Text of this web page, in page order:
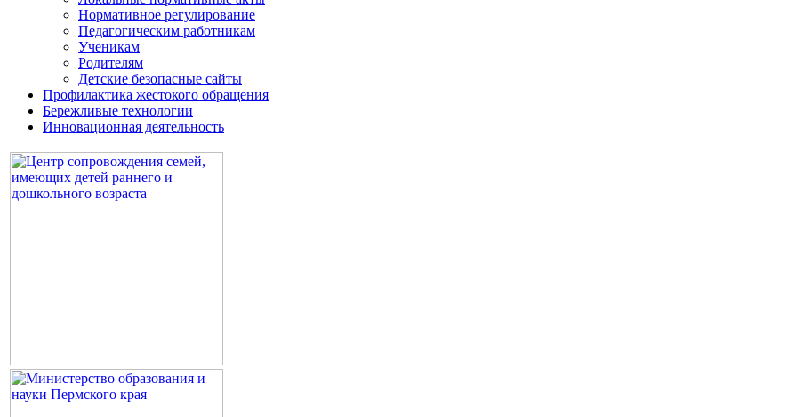
Нормативное регулирование
Педагогическим работникам
Ученикам
Родителям
Детские безопасные сайты
Профилактика жестокого обращения
Бережливые технологии
Инновационная деятельность